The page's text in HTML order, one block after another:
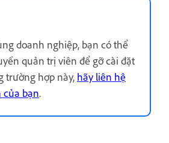
doanh nghiệp, bạn có thể
quản trị viên để gỡ cài đặt
trường hợp này, hãy liên hệ
của bạn.